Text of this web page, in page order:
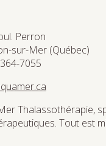
Perron
sur-Mer (Québec)
7055
Thalassothérapie,
Tout est